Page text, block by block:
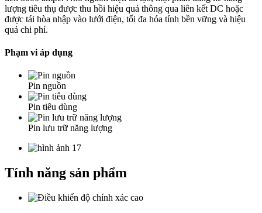
lượng tiêu thụ được thu hồi hiệu quả thông qua liên kết DC hoặc
được tái hòa nhập vào lưới điện, tối đa hóa tính bền vững và hiệu
quả chi phí.
Phạm vi áp dụng
Pin nguồn
Pin tiêu dùng
Pin lưu trữ năng lượng
Tính năng sản phẩm